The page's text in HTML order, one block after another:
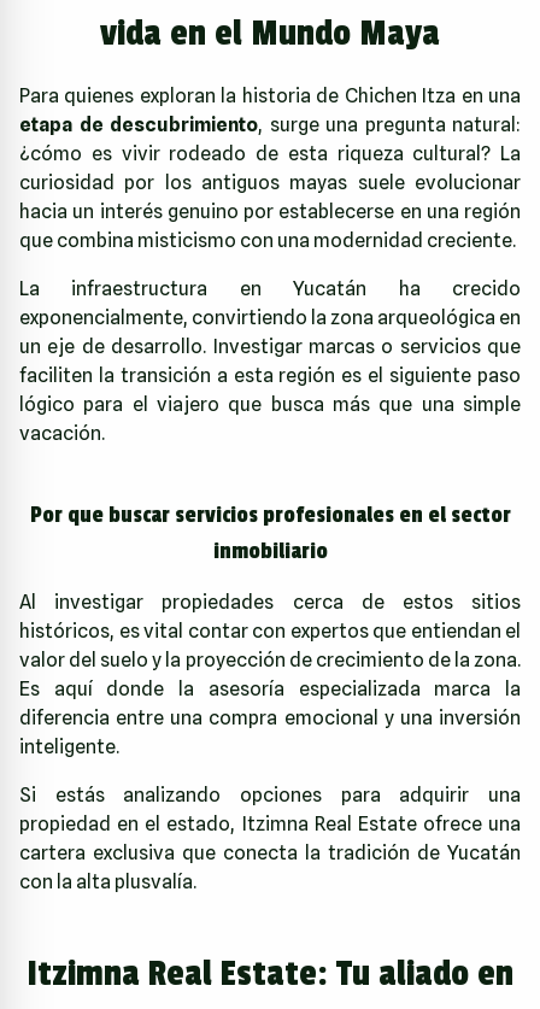
vida en el Mundo Maya
Para quienes exploran la historia de Chichen Itza en una
etapa de descubrimiento, surge una pregunta natural:
¿cómo es vivir rodeado de esta riqueza cultural? La
curiosidad por los antiguos mayas suele evolucionar
hacia un interés genuino por establecerse en una región
que combina misticismo con una modernidad creciente.
La infraestructura en Yucatán ha crecido
exponencialmente, convirtiendo la zona arqueológica en
un eje de desarrollo. Investigar marcas o servicios que
faciliten la transición a esta región es el siguiente paso
lógico para el viajero que busca más que una simple
vacación.
Por que buscar servicios profesionales en el sector
inmobiliario
Al investigar propiedades cerca de estos sitios
históricos, es vital contar con expertos que entiendan el
valor del suelo y la proyección de crecimiento de la zona.
Es aquí donde la asesoría especializada marca la
diferencia entre una compra emocional y una inversión
inteligente.
Si estás analizando opciones para adquirir una
propiedad en el estado, Itzimna Real Estateofrece una
cartera exclusiva que conecta la tradición de Yucatán
con la alta plusvalía.
Itzimna Real Estate: Tu aliado en